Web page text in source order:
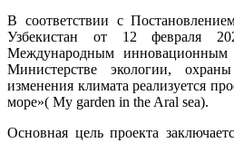
В соответствии с
Узбекистан от 12 февраля
Международным
Министерстве экологии,
изменения климата реализуется
море»( My garden in the Aral sea).
Основная цель проекта